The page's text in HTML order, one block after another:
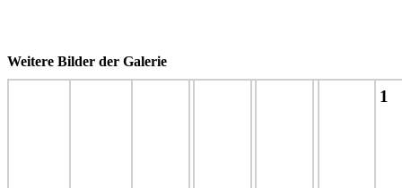
Weitere Bilder der Galerie
1